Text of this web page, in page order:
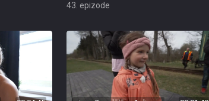
43. epizode